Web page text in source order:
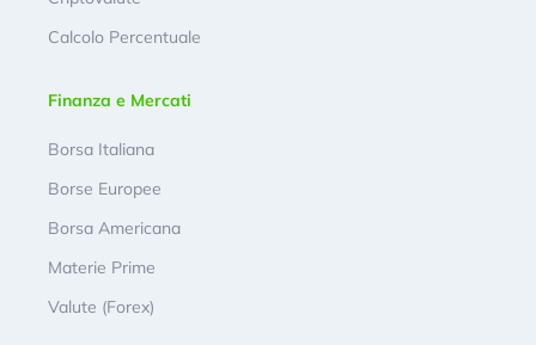
Calcolo Percentuale
Finanza e Mercati
Borsa Italiana
Borse Europee
Borsa Americana
Materie Prime
Valute (Forex)